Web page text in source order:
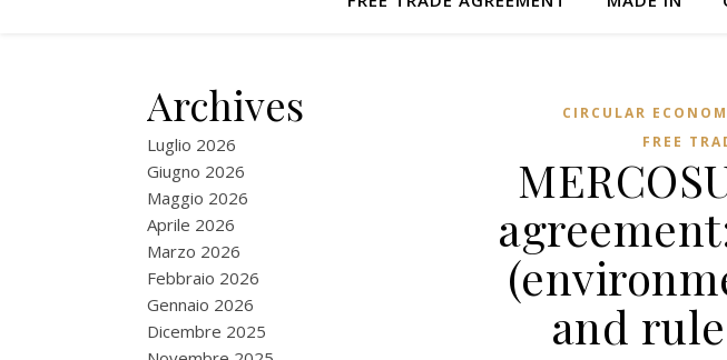
Archives
Luglio 2026
Giugno 2026
Maggio 2026
Aprile 2026
Marzo 2026
Febbraio 2026
Gennaio 2026
Dicembre 2025
CIRCULAR
FREE
and